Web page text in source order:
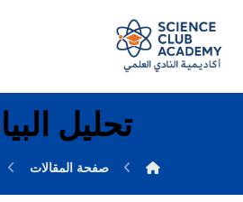
تحليل
صفحة المقالات